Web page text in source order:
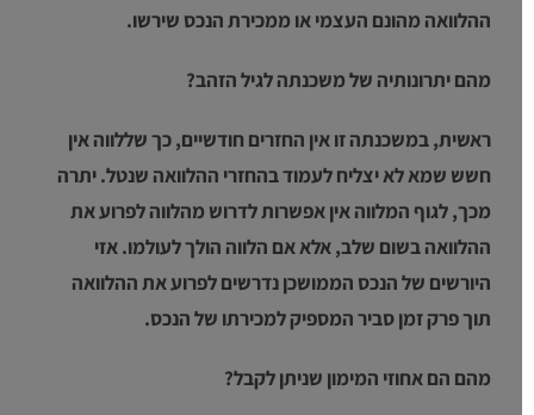
ההלוואה מהונם העצמי או ממכירת הנכס שירשו.
מהם יתרונותיה של משכנתה לגיל הזהב?
ראשית, במשכנתה זו אין החזרים חודשיים, כך שללווה אין
חשש שמא לא יצליח לעמוד בהחזרי ההלוואה שנטל. יתרה
מכך, לגוף המלווה אין אפשרות לדרוש מהלווה לפרוע את
ההלוואה בשום שלב, אלא אם הלווה הולך לעולמו. אזי
היורשים של הנכס הממושכן נדרשים לפרוע את ההלוואה
תוך פרק זמן סביר המספיק למכירתו של הנכס.
מהם הם אחוזי המימון שניתן לקבל?